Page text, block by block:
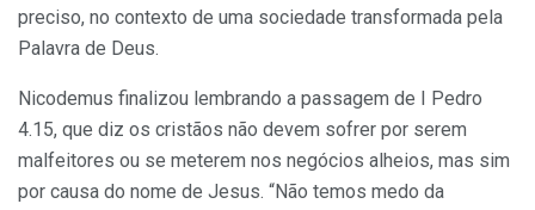
preciso, no contexto de uma sociedade transformada pela
Palavra de Deus.
Nicodemus finalizou lembrando a passagem de I Pedro
4.15, que diz os cristãos não devem sofrer por serem
malfeitores ou se meterem nos negócios alheios, mas sim
por causa do nome de Jesus. “Não temos medo da